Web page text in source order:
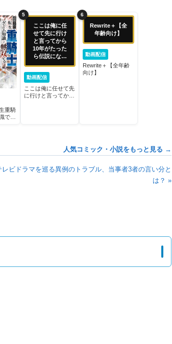
重騎
で無
5
ここは俺に任
せて先に行け
と言ってから
10年がたった
ら伝説になっ
動画配信
ここは俺に任せて先
に行けと言ってから
6
Rewrite＋【全
年齢向け】
動画配信
Rewrite＋【全年齢
向け】
人気コミック・小説をもっと見る →
レビドラマを巡る異例のトラブル、当事者3者の言い分と
は？ »